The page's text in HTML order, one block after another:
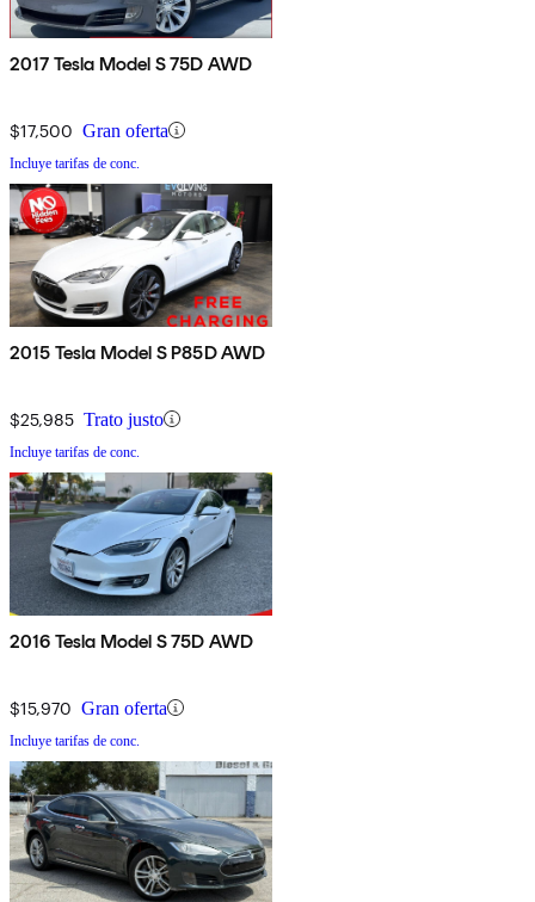
2017 Tesla Model S 75D AWD
$17,500 Gran oferta
Incluye tarifas de conc.
2015 Tesla Model S P85D AWD
$25,985 Trato justo
Incluye tarifas de conc.
2016 Tesla Model S 75D AWD
$15,970 Gran oferta
Incluye tarifas de conc.